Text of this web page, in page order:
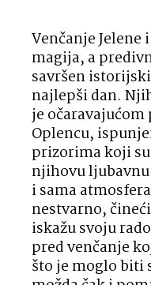
Venčanje Jelene
magija, a
savršen
najlepši dan.
je
Oplencu,
prizorima koji
njihovu
i sama
nestvarno,
iskažu svoju
pred venčanje
što je moglo